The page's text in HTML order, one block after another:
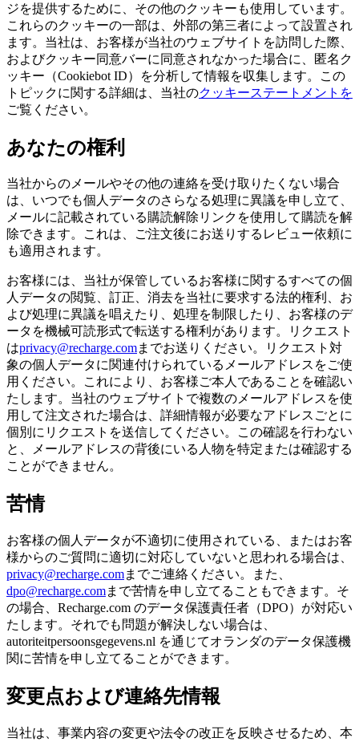
ジを提供するために、その他のクッキーも使用しています。
これらのクッキーの一部は、外部の第三者によって設置され
ます。当社は、お客様が当社のウェブサイトを訪問した際、
およびクッキー同意バーに同意されなかった場合に、匿名ク
ッキー（Cookiebot ID）を分析して情報を収集します。この
トピックに関する詳細は、当社のクッキーステートメントを
ご覧ください。
あなたの権利
当社からのメールやその他の連絡を受け取りたくない場合
は、いつでも個人データのさらなる処理に異議を申し立て、
メールに記載されている購読解除リンクを使用して購読を解
除できます。これは、ご注文後にお送りするレビュー依頼に
も適用されます。
お客様には、当社が保管しているお客様に関するすべての個
人データの閲覧、訂正、消去を当社に要求する法的権利、お
よび処理に異議を唱えたり、処理を制限したり、お客様のデ
ータを機械可読形式で転送する権利があります。リクエスト
はprivacy@recharge.comまでお送りください。リクエスト対
象の個人データに関連付けられているメールアドレスをご使
用ください。これにより、お客様ご本人であることを確認い
たします。当社のウェブサイトで複数のメールアドレスを使
用して注文された場合は、詳細情報が必要なアドレスごとに
個別にリクエストを送信してください。この確認を行わない
と、メールアドレスの背後にいる人物を特定または確認する
ことができません。
苦情
お客様の個人データが不適切に使用されている、またはお客
様からのご質問に適切に対応していないと思われる場合は、
privacy@recharge.comまでご連絡ください。また、
dpo@recharge.comまで苦情を申し立てることもできます。そ
の場合、Recharge.com のデータ保護責任者（DPO）が対応い
たします。それでも問題が解決しない場合は、
autoriteitpersoonsgegevens.nl を通じてオランダのデータ保護機
関に苦情を申し立てることができます。
変更点および連絡先情報
当社は、事業内容の変更や法令の改正を反映させるため、本